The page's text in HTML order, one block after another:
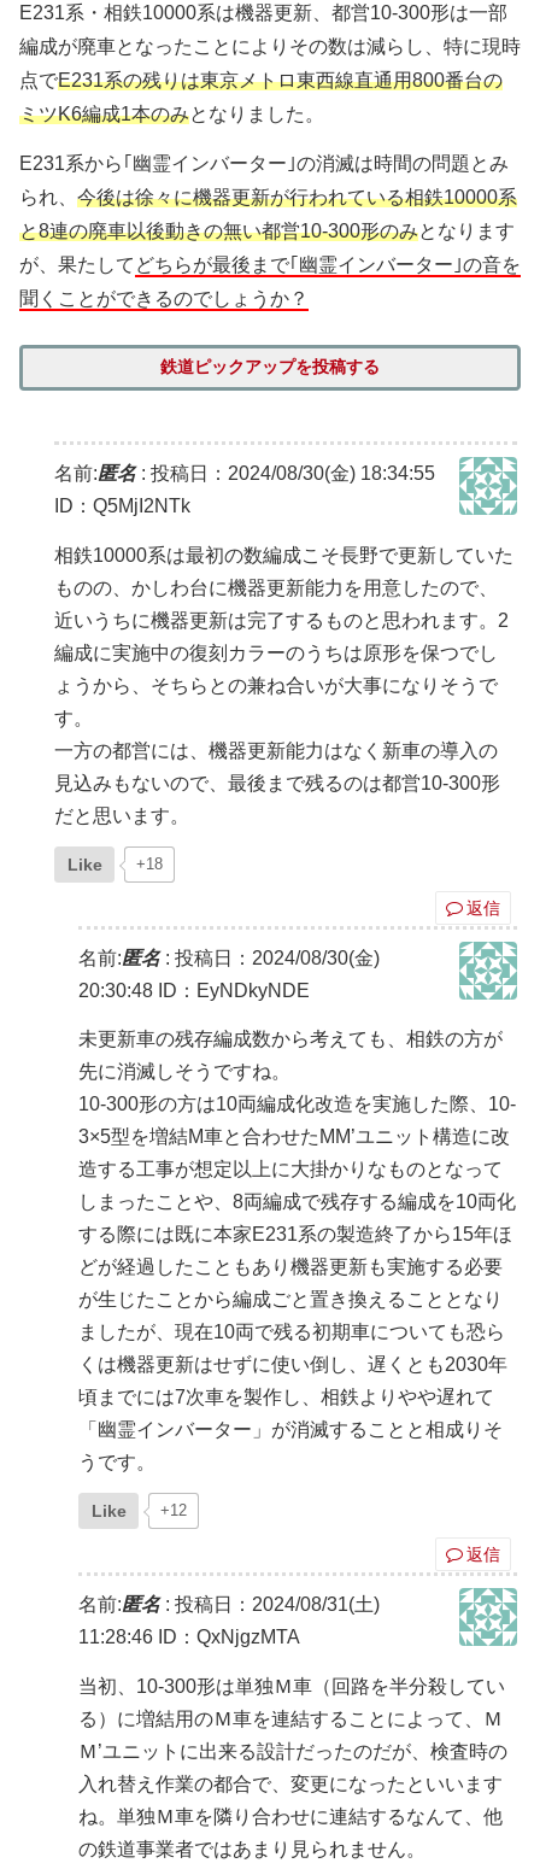
E231系・相鉄10000系は機器更新、都営10-300形は一部
編成が廃車となったことによりその数は減らし、特に現時
点でE231系の残りは東京メトロ東西線直通用800番台の
ミツK6編成1本のみとなりました。
E231系から｢幽霊インバーター｣の消滅は時間の問題とみ
られ、 今後は徐々に機器更新が行われている相鉄10000系
と8連の廃車以後動きの無い都営10-300形のみとなります
が、果たして どちらが最後まで｢幽霊インバーター｣の音を
聞くことができるのでしょうか？
鉄道ピックアップを投稿する
名前:匿名: 投稿日：2024/08/30(金) 18:34:55
ID：Q5MjI2NTk
相鉄10000系は最初の数編成こそ長野で更新していた
ものの、かしわ台に機器更新能力を用意したので、
近いうちに機器更新は完了するものと思われます。2
編成に実施中の復刻カラーのうちは原形を保つでし
ょうから、そちらとの兼ね合いが大事になりそうで
す。
一方の都営には、機器更新能力はなく新車の導入の
見込みもないので、最後まで残るのは都営10-300形
だと思います。
Like +18
返信
名前:匿名: 投稿日：2024/08/30(金)
20:30:48 ID：EyNDkyNDE
未更新車の残存編成数から考えても、相鉄の方が
先に消滅しそうですね。
10-300形の方は10両編成化改造を実施した際、10-
3×5型を増結M車と合わせたMM’ユニット構造に改
造する工事が想定以上に大掛かりなものとなって
しまったことや、8両編成で残存する編成を10両化
する際には既に本家E231系の製造終了から15年ほ
どが経過したこともあり機器更新も実施する必要
が生じたことから編成ごと置き換えることとなり
ましたが、現在10両で残る初期車についても恐ら
くは機器更新はせずに使い倒し、遅くとも2030年
頃までには7次車を製作し、相鉄よりやや遅れて
「幽霊インバーター」が消滅することと相成りそ
うです。
Like +12
返信
名前:匿名: 投稿日：2024/08/31(土)
11:28:46 ID：QxNjgzMTA
当初、10-300形は単独Ｍ車（回路を半分殺してい
る）に増結用のＭ車を連結することによって、Ｍ
Ｍ’ユニットに出来る設計だったのだが、検査時の
入れ替え作業の都合で、変更になったといいます
ね。単独Ｍ車を隣り合わせに連結するなんて、他
の鉄道事業者ではあまり見られません。